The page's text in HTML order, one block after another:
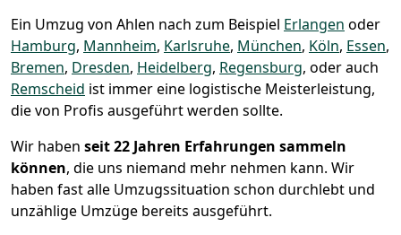
Ein Umzug von Ahlen nach zum Beispiel Erlangen oder
Hamburg, Mannheim, Karlsruhe, München, Köln, Essen,
Bremen, Dresden, Heidelberg, Regensburg, oder auch
Remscheid ist immer eine logistische Meisterleistung,
die von Profis ausgeführt werden sollte.
Wir haben seit22 Jahren Erfahrungen sammeln
können, die uns niemand mehr nehmen kann. Wir
haben fast alle Umzugssituation schon durchlebt und
unzählige Umzüge bereits ausgeführt.